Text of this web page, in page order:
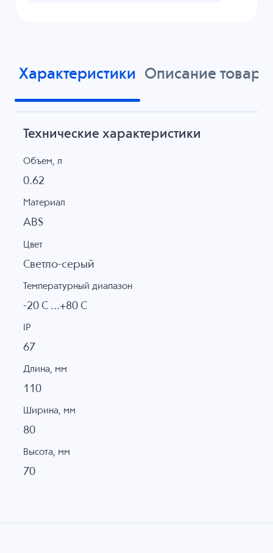
Характеристики Описание товара
Технические характеристики
Объем, л
0.62
Материал
ABS
Цвет
Светло-серый
Температурный диапазон
-20 C ...+80 C
IP
67
Длина, мм
110
Ширина, мм
80
Высота, мм
70